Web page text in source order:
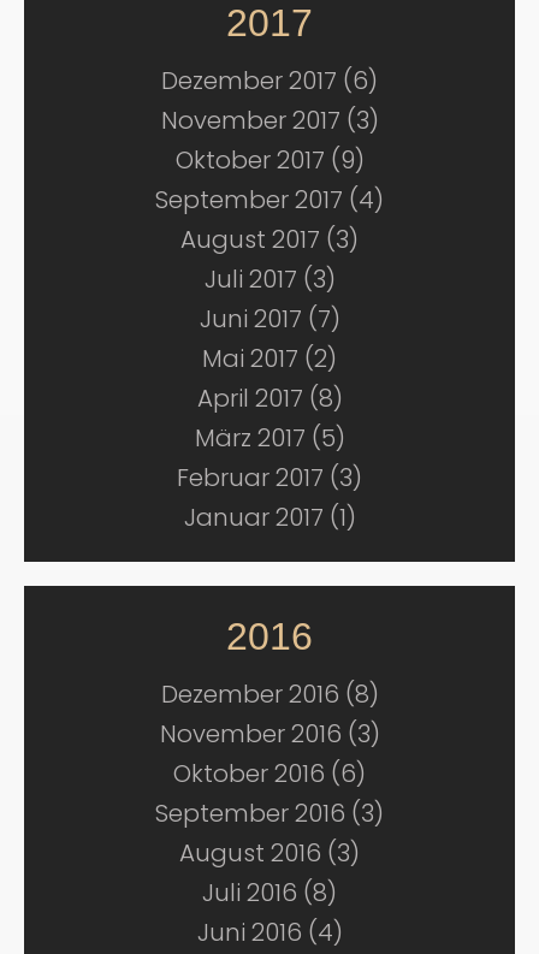
2017
Dezember 2017 (6)
November 2017 (3)
Oktober 2017 (9)
September 2017 (4)
August 2017 (3)
Juli 2017 (3)
Juni 2017 (7)
Mai 2017 (2)
April 2017 (8)
März 2017 (5)
Februar 2017 (3)
Januar 2017 (1)
2016
Dezember 2016 (8)
November 2016 (3)
Oktober 2016 (6)
September 2016 (3)
August 2016 (3)
Juli 2016 (8)
Juni 2016 (4)